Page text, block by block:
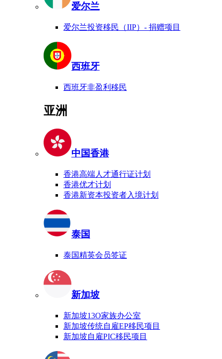
爱尔兰
爱尔兰投资移民（IIP）- 捐赠项目
西班牙
西班牙非盈利移民
亚洲
中国香港
香港高端人才通行证计划
香港优才计划
香港新资本投资者入境计划
泰国
泰国精英会员签证
新加坡
新加坡13O家族办公室
新加坡传统自雇EP移民项目
新加坡自雇PIC移民项目